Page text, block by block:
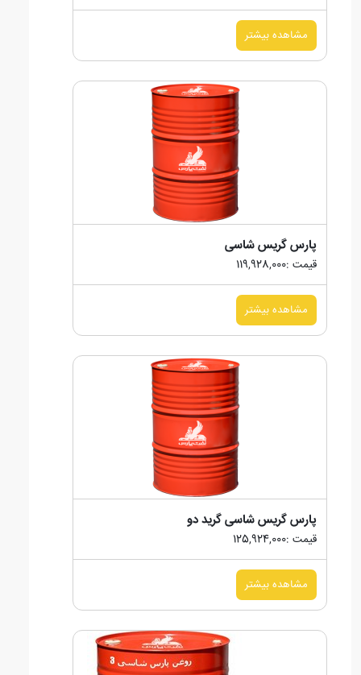
مشاهده بیشتر
پارس گریس شاسی
قیمت :119,928,000
مشاهده بیشتر
پارس گریس شاسی گرید دو
قیمت :125,924,000
مشاهده بیشتر